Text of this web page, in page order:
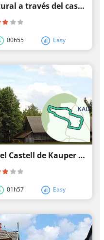
Camí d'ensenyament natural a través del castell de Kauper
00h55 Easy
Ruta circular al voltant del Castell de Kauper a la vora del bosc de muntanya.
01h57 Easy